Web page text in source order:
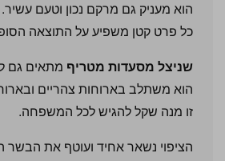
הוא מעניק גם מרקם נכון וטעם עשיר.
כל פרט קטן משפיע על התוצאה
שניצל מסעדות מטריף מתאים גם
הוא משתלב בארוחות צהריים
זו מנה שקל להגיש לכל המשפחה.
הציפוי נשאר אחיד ועוטף את הבשר